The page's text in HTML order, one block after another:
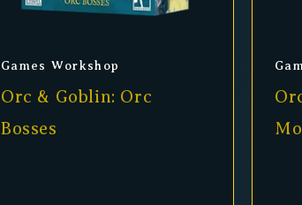
Anbieter:
Games Workshop
Orc & Goblin: Orc
Bosses